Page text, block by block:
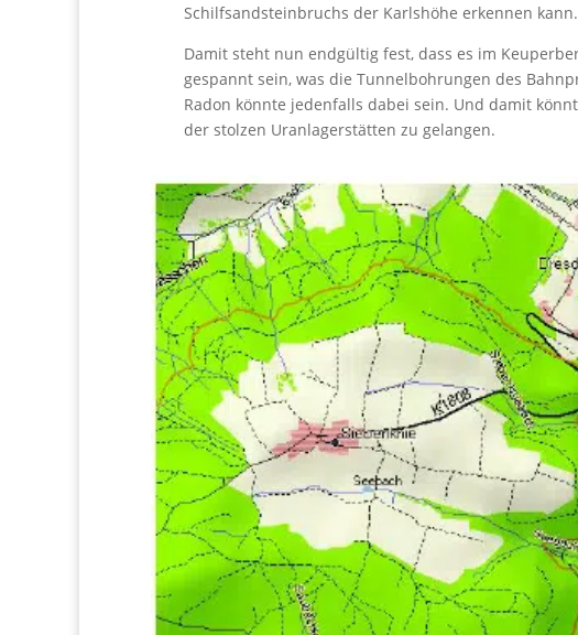
Schilfsandsteinbruchs der Karlshöhe erkennen kann.
Damit steht nun endgültig fest, dass es im
gespannt sein, was die Tunnelbohrungen des
Radon könnte jedenfalls dabei sein. Und damit
der stolzen Uranlagerstätten zu gelangen.